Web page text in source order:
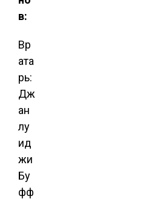
в:
Вр
ата
рь:
Дж
ан
лу
ид
жи
Бу
фф